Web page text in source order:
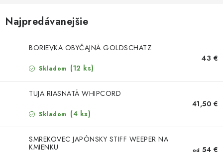
OVOCNÉ STROMY
SADIVÁ
Najpredávanejšie
BORIEVKA OBYČAJNÁ GOLDSCHATZ
Skladom (12 ks)
43 €
TUJA RIASNATÁ WHIPCORD
Skladom (4 ks)
41,50 €
SMREKOVEC JAPÓNSKY STIFF WEEPER NA
KMIENKU
od 54 €